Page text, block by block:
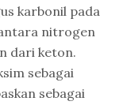
karbonil pada
nitrogen
dari keton.
sebagai
sebagai